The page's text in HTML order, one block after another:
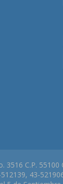
3516 C.P. 55100
43-